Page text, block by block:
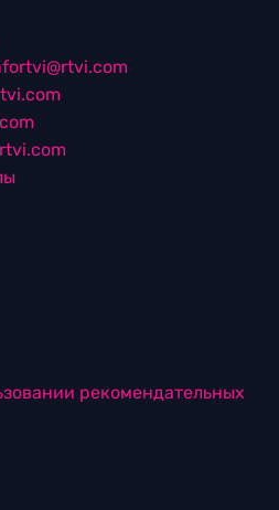
рекомендательных